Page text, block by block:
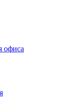
офиса